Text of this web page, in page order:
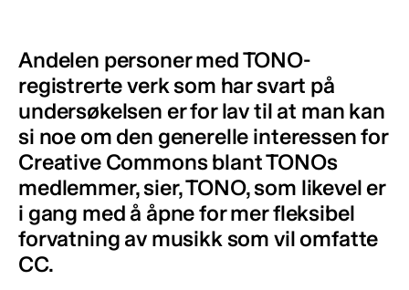
Andelen personer med TONO-
registrerte verk som har svart på
undersøkelsen er for lav til at man kan
si noe om den generelle interessen for
Creative Commons blant TONOs
medlemmer, sier, TONO, som likevel er
i gang med å åpne for mer fleksibel
forvatning av musikk som vil omfatte
CC.